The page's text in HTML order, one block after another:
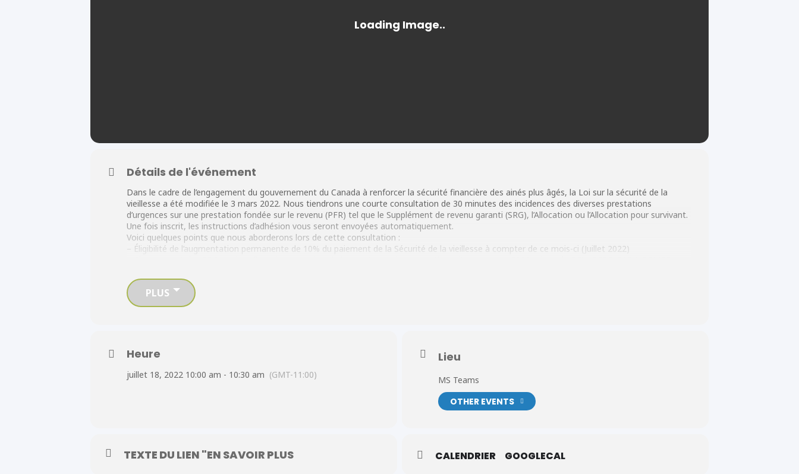
Détails de l'événement
Dans le cadre de l’engagement du gouvernement du Canada à renforcer la sécurité financière des ainés plus âgés, la Loi sur la sécurité de la
vieillesse a été modifiée le 3 mars 2022. Nous tiendrons une courte consultation de 30 minutes des incidences des diverses prestations
d’urgences sur une prestation fondée sur le revenu (PFR) tel que le Supplément de revenu garanti (SRG), l’Allocation ou l’Allocation pour survivant.
Une fois inscrit, les instructions d’adhésion vous seront envoyées automatiquement.
Voici quelques points que nous aborderons lors de cette consultation :
– Éligibilité de l’augmentation permanente de 10% du paiement de la Sécurité de la vieillesse à compter de ce mois-ci (Juillet 2022)
– Changement des SRG ou des allocations pour les ainés ayant reçu des prestations d’urgences en 2020
– Comment renouveler ou faire une demande pour recevoir des paiements de SRG ou d’allocations de Juillet 2022 à Juin 2023.
Dans l’attente de vous parler
PLUS
Heure
juillet 18, 2022 10:00 am - 10:30 am (GMT-11:00)
Lieu
MS Teams
OTHER EVENTS
TEXTE DU LIEN "EN SAVOIR PLUS CALENDRIER GOOGLECAL